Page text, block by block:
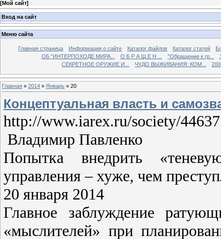
[Мой сайт]
Вход на сайт
Меню сайта
Главная страница Информация о сайте Каталог файлов Каталог статей
ОБ “ИНТЕРПОХОДЕ МИРА...
О Б Р А Щ Е Н ... "Обращение к гр...
СЕКРЕТНОЕ ОРУЖИЕ И...
ЧУДО ВЫЖИВАНИЯ: КОМ...
Главная » 2014 » Январь » 20
Концептуальная власть и
http://www.iarex.ru/society/
Владимир Павленко
Попытка внедрить
управления – хуже, чем
20 января 2014
Главное заблуждение
«мыслителей» при